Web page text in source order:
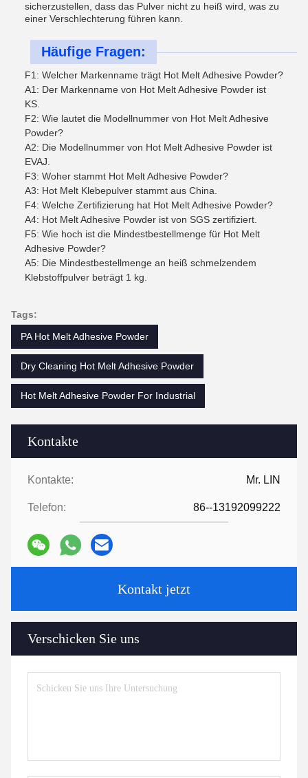
Kontakte
Kontakte: Mr. LIN
Telefon: 86--13192099222
Kontakt jetzt
Verschicken Sie uns
sicherzustellen, dass das Pulver nicht zu heiß wird, was zu
einer Verschlechterung führen kann.
Häufige Fragen:
F1: Welcher Markenname trägt Hot Melt Adhesive Powder?
A1: Der Markenname von Hot Melt Adhesive Powder ist
KS.
F2: Wie lautet die Modellnummer von Hot Melt Adhesive
Powder?
A2: Die Modellnummer von Hot Melt Adhesive Powder ist
EVAJ.
F3: Woher stammt Hot Melt Adhesive Powder?
A3: Hot Melt Klebepulver stammt aus China.
F4: Welche Zertifizierung hat Hot Melt Adhesive Powder?
A4: Hot Melt Adhesive Powder ist von SGS zertifiziert.
F5: Wie hoch ist die Mindestbestellmenge für Hot Melt
Adhesive Powder?
A5: Die Mindestbestellmenge an heiß schmelzendem
Klebstoffpulver beträgt 1 kg.
Tags:
PA Hot Melt Adhesive Powder
Dry Cleaning Hot Melt Adhesive Powder
Hot Melt Adhesive Powder For Industrial